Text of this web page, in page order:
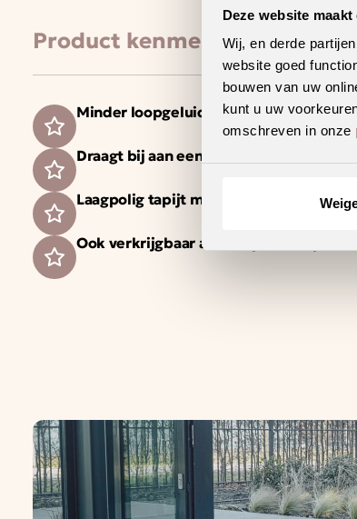
Deze website
Wij, en derde
website goed
bouwen van uw
kunt u uw
omschreven in onze
Product kenmerken
Minder loopgeluid voor meer
Draagt bij aan een gezonder
Laagpolig tapijt met een strakke en
Ook verkrijgbaar als complete